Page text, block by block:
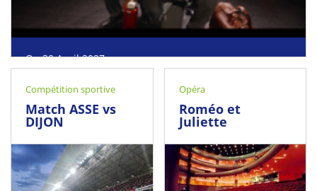
On 30 April 2027
Roanne
Compétition sportive
Match ASSE vs
DIJON
Opéra
Roméo et
Juliette